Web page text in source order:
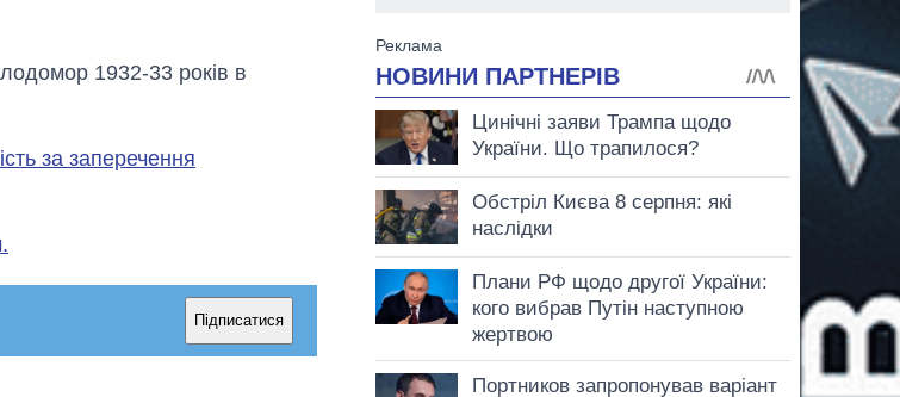
1932-33 років в
за заперечення
Підписатися